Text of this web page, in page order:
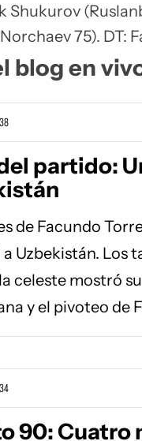
Shukurov
75). DT:
blog en
partido:
de Facundo
a Uzbekistán. Los
celeste mostró
y el pivoteo de
90: Cuatro